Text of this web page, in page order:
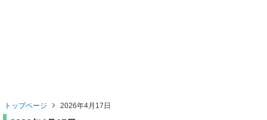
トップページ 2026年4月17日